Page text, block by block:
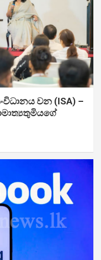
වන (ISA) –